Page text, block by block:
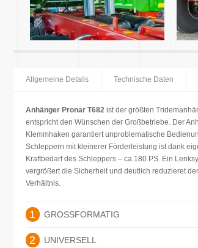
Allgemeine Details Technische Daten
Anhänger Pronar T682 ist der größten
entspricht den Wünschen der Großbetriebe. Der
Klemmhaken garantiert unproblematische
Schleppern mit kleinerer Förderleistung ist dank
Kraftbedarf des Schleppers – ca.180 PS. Ein
vergrößert die Sicherheit und deutlich reduzieret
Verhältnis.
1 GROSSFORMATIG
2 UNIVERSELL